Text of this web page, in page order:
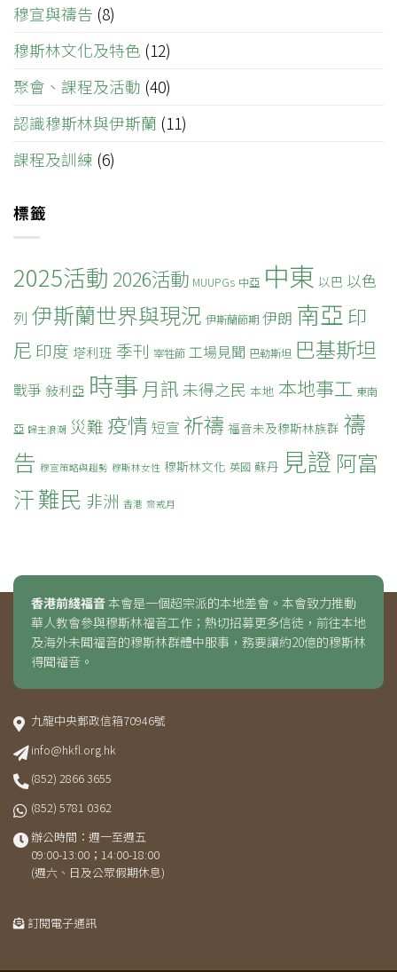
穆宣與禱告 (8)
穆斯林文化及特色 (12)
聚會、課程及活動 (40)
認識穆斯林與伊斯蘭 (11)
課程及訓練 (6)
標籤
2025活動 2026活動 MUUPGs 中亞 中東 以巴 以色
列 伊斯蘭世界與現況 伊斯蘭節期 伊朗 南亞 印
尼 印度 塔利班 季刊 宰牲節 工場見聞 巴勒斯坦 巴基斯坦
戰爭 敍利亞 時事 月訊未得之民 本地 本地事工 東南
亞 歸主浪潮 災難 疫情 短宣 祈禱 福音未及穆斯林族群 禱
告 穆宣策略與趨勢 穆斯林女性 穆斯林文化 英國 蘇丹 見證 阿富
汗難民 非洲 香港 齋戒月
香港前綫福音本會是一個超宗派的本地差會。本會致力推動
華人教會參與穆斯林福音工作；熱切招募更多信徒，前往本地
及海外未聞福音的穆斯林群體中服事，務要讓約20億的穆斯林
得聞福音。
九龍中央郵政信箱70946號
info@hkfl.org.hk
(852) 2866 3655
(852) 5781 0362
辦公時間：週一至週五
09:00-13:00；14:00-18:00
(週六、日及公眾假期休息)
訂閱電子通訊